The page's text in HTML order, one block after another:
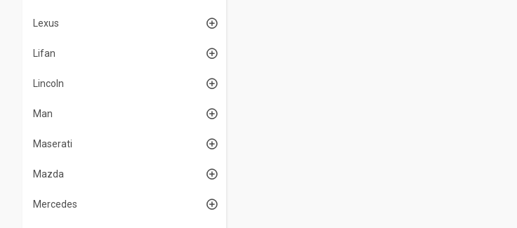
Lexus
Lifan
Lincoln
Man
Maserati
Mazda
Mercedes